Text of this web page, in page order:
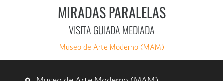
MIRADAS PARALELAS
VISITA GUIADA MEDIADA
Museo de Arte Moderno (MAM)